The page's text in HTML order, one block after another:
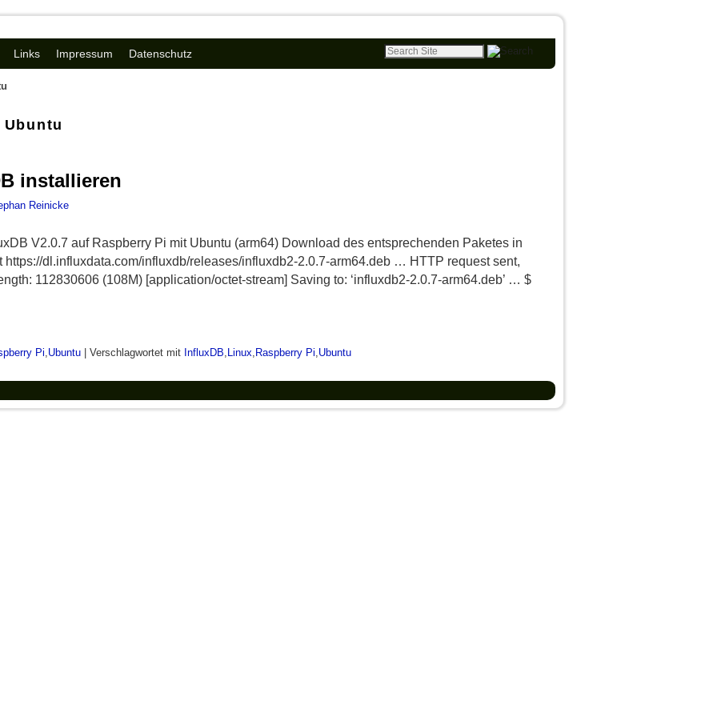
Links Impressum Datenschutz
Ubuntu
installieren
Reinicke
V2.0.7 auf Raspberry Pi mit Ubuntu (arm64) Download des entsprechenden Paketes in
dl.influxdata.com/influxdb/releases/influxdb2-2.0.7-arm64.deb … HTTP request sent,
112830606 (108M) [application/octet-stream] Saving to: ‘influxdb2-2.0.7-arm64.deb’ … $
Pi,Ubuntu Verschlagwortet mit InfluxDB, Linux, Raspberry Pi,Ubuntu